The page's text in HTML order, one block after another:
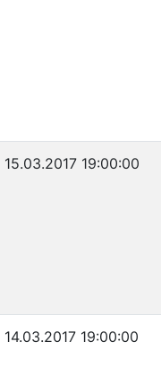
15.03.2017 19:00:00
14.03.2017 19:00:00